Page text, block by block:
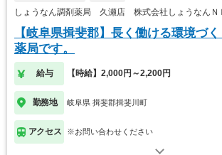
しょうなん調剤薬局 久瀬店 株式会社しょうなんＮ
【岐阜県揖斐郡】長く働ける環境づ
薬局です。
給与 【時給】2,000円～2,200円
勤務地 岐阜県 揖斐郡揖斐川町
アクセス ※お問い合わせください